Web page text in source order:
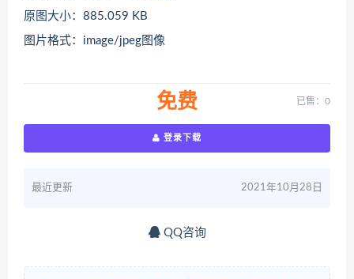
原图大小：885.059 KB
图片格式：image/jpeg图像
免费 已售：0
登录下载
最近更新 2021年10月28日
QQ咨询